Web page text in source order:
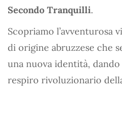
Secondo Tranquilli.
Scopriamo l’avventurosa
di origine abruzzese che
una nuova identità,
respiro rivoluzionario